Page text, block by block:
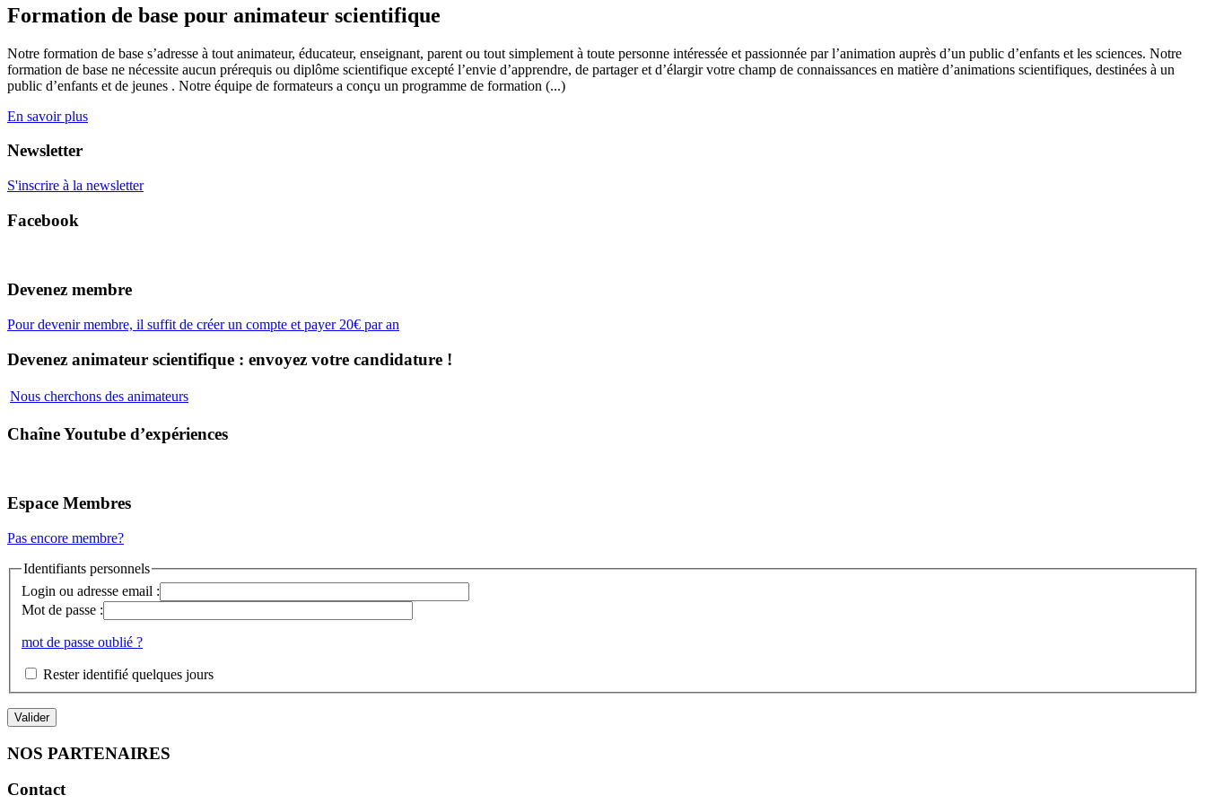
Formation de base pour animateur scientifique
Notre formation de base s’adresse à tout animateur, éducateur, enseignant, parent ou tout simplement à toute personne intéressée et passionnée par l’animation auprès d’un public d’enfants et les sciences. Notre
formation de base ne nécessite aucun prérequis ou diplôme scientifique excepté l’envie d’apprendre, de partager et d’élargir votre champ de connaissances en matière d’animations scientifiques, destinées à un
public d’enfants et de jeunes . Notre équipe de formateurs a conçu un programme de formation (...)
En savoir plus
Newsletter
S'inscrire à la newsletter
Facebook
Devenez membre
Pour devenir membre, il suffit de créer un compte et payer 20€ par an
Devenez animateur scientifique : envoyez votre candidature !
Nous cherchons des animateurs
Chaîne Youtube d’expériences
Espace Membres
Pas encore membre?
Identifiants personnels
Login ou adresse email :
Mot de passe :
mot de passe oublié ?
Rester identifié quelques jours
NOS PARTENAIRES
Contact